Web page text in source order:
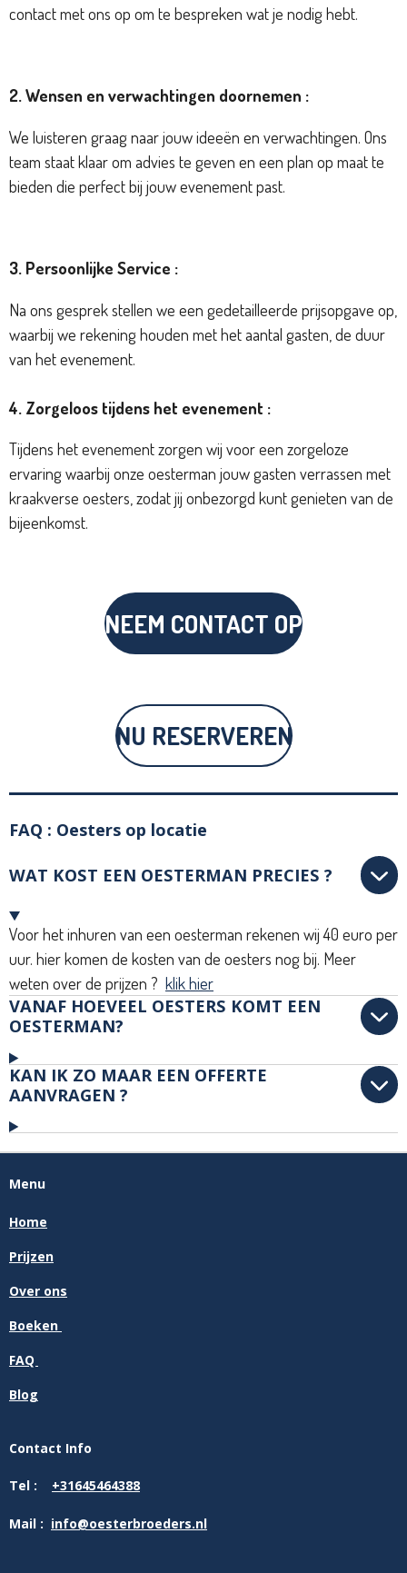
contact met ons op om te bespreken wat je nodig hebt.
2. Wensen en verwachtingen doornemen :
We luisteren graag naar jouw ideeën en verwachtingen. Ons
team staat klaar om advies te geven en een plan op maat te
bieden die perfect bij jouw evenement past.
3. Persoonlijke Service :
Na ons gesprek stellen we een gedetailleerde prijsopgave op,
waarbij we rekening houden met het aantal gasten, de duur
van het evenement.
4. Zorgeloos tijdens het evenement :
Tijdens het evenement zorgen wij voor een zorgeloze
ervaring waarbij onze oesterman jouw gasten verrassen met
kraakverse oesters, zodat jij onbezorgd kunt genieten van de
bijeenkomst.
NEEM CONTACT OP
NU RESERVEREN
FAQ : Oesters op locatie
WAT KOST EEN OESTERMAN PRECIES ?
Voor het inhuren van een oesterman rekenen wij 40 euro per
uur. hier komen de kosten van de oesters nog bij. Meer
weten over de prijzen ? klik hier
VANAF HOEVEEL OESTERS KOMT EEN
OESTERMAN?
KAN IK ZO MAAR EEN OFFERTE
AANVRAGEN ?
Menu
Home
Prijzen
Over ons
Boeken
FAQ
Blog
Contact Info
Tel : +31645464388
Mail : info@oesterbroeders.nl